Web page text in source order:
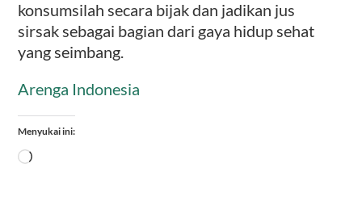
konsumsilah secara bijak dan jadikan jus
sirsak sebagai bagian dari gaya hidup sehat
yang seimbang.
Arenga Indonesia
Menyukai ini:
Memuat...